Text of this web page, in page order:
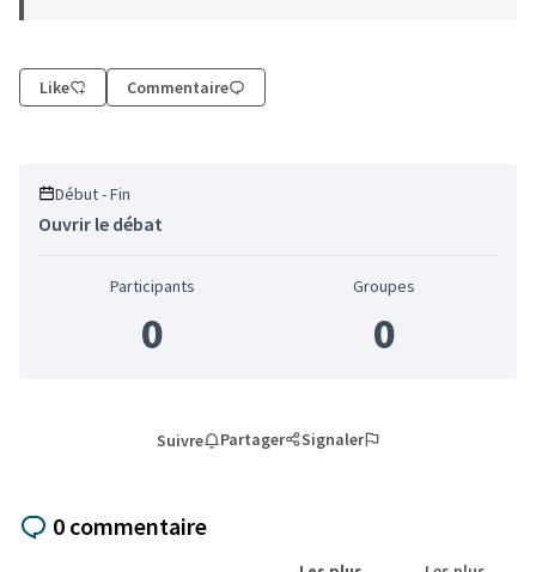
Like Commentaire
Début - Fin
Ouvrir le débat
Participants
0
Groupes
0
Suivre Partager Signaler
0 commentaire